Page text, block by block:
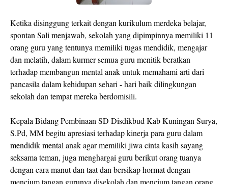
Ketika disinggung terkait dengan kurikulum merdeka belajar,
spontan Sali menjawab, sekolah yang dipimpinnya memiliki 11
orang guru yang tentunya memiliki tugas mendidik, mengajar
dan melatih, dalam kurmer semua guru menitik beratkan
terhadap membangun mental anak untuk memahami arti dari
pancasila dalam kehidupan sehari - hari baik dilingkungan
sekolah dan tempat mereka berdomisili.
Kepala Bidang Pembinaan SD Disdikbud Kab Kuningan Surya,
S.Pd, MM begitu apresiasi terhadap kinerja para guru dalam
mendidik mental anak agar memiliki jiwa cinta kasih sayang
seksama teman, juga menghargai guru berikut orang tuanya
dengan cara manut dan taat dan bersikap hormat dengan
mencium tangan gurunya disekolah dan mencium tangan orang